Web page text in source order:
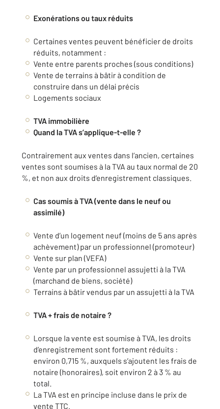
Exonérations ou taux réduits
Certaines ventes peuvent bénéficier de droits
réduits, notamment :
Vente entre parents proches (sous conditions)
Vente de terrains à bâtir à condition de
construire dans un délai précis
Logements sociaux
TVA immobilière
Quand la TVA s’applique-t-elle ?
Contrairement aux ventes dans l’ancien, certaines
ventes sont soumises à la TVA au taux normal de 20
%, et non aux droits d’enregistrement classiques.
Cas soumis à TVA (vente dans le neuf ou
assimilé)
Vente d’un logement neuf (moins de 5 ans après
achèvement) par un professionnel (promoteur)
Vente sur plan (VEFA)
Vente par un professionnel assujetti à la TVA
(marchand de biens, société)
Terrains à bâtir vendus par un assujetti à la TVA
TVA + frais de notaire ?
Lorsque la vente est soumise à TVA, les droits
d’enregistrement sont fortement réduits :
environ 0,715 %, auxquels s’ajoutent les frais de
notaire (honoraires), soit environ 2 à 3 % au
total.
La TVA est en principe incluse dans le prix de
vente TTC.